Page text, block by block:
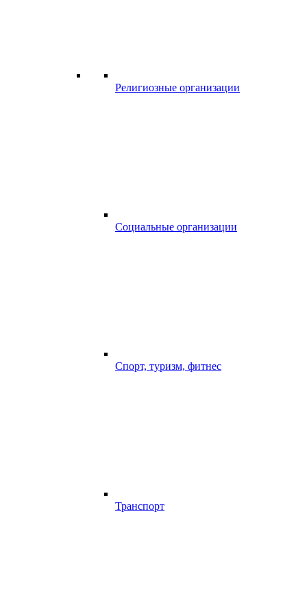
Религиозные организации
Социальные организации
Спорт, туризм, фитнес
Транспорт